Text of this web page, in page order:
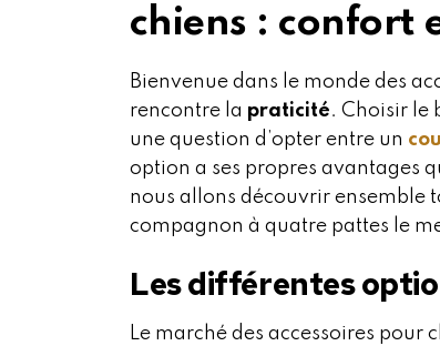
chiens : confort
Bienvenue dans le monde des
rencontre la praticité. Choisir le
une question d’opter entre un
option a ses propres avantages
nous allons découvrir ensemble
compagnon à quatre pattes le
Les différentes
Le marché des accessoires pour